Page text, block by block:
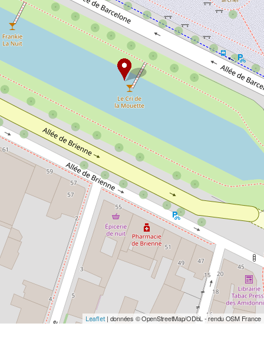
Leaflet| données © OpenStreetMap/ODbL - rendu OSM France